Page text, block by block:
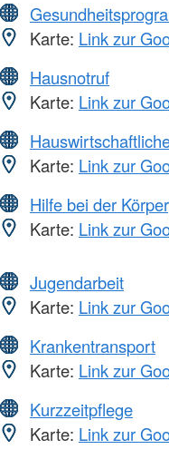
Karte: Link zur
Hausnotruf
Karte: Link zur
Karte: Link zur
Hilfe bei der
Karte: Link zur
Jugendarbeit
Karte: Link zur
Krankentransport
Karte: Link zur
Kurzzeitpflege
Karte: Link zur